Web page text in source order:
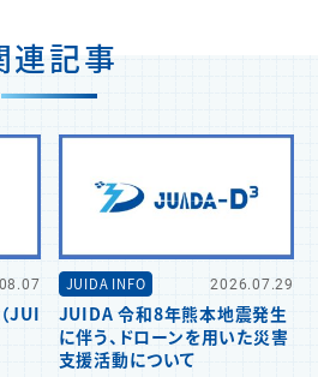
連記事
JUI
JUIDA INFO 2026.07.29
JUIDA 令和8年熊本地震発生
に伴う、ドローンを用いた災害
支援活動について